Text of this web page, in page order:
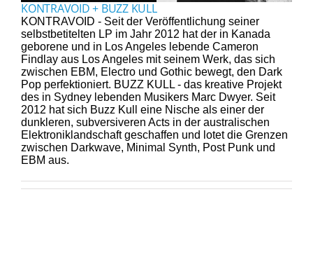
KONTRAVOID + BUZZ KULL
KONTRAVOID - Seit der Veröffentlichung seiner
selbstbetitelten LP im Jahr 2012 hat der in Kanada
geborene und in Los Angeles lebende Cameron
Findlay aus Los Angeles mit seinem Werk, das sich
zwischen EBM, Electro und Gothic bewegt, den Dark
Pop perfektioniert. BUZZ KULL - das kreative Projekt
des in Sydney lebenden Musikers Marc Dwyer. Seit
2012 hat sich Buzz Kull eine Nische als einer der
dunkleren, subversiveren Acts in der australischen
Elektroniklandschaft geschaffen und lotet die Grenzen
zwischen Darkwave, Minimal Synth, Post Punk und
EBM aus.